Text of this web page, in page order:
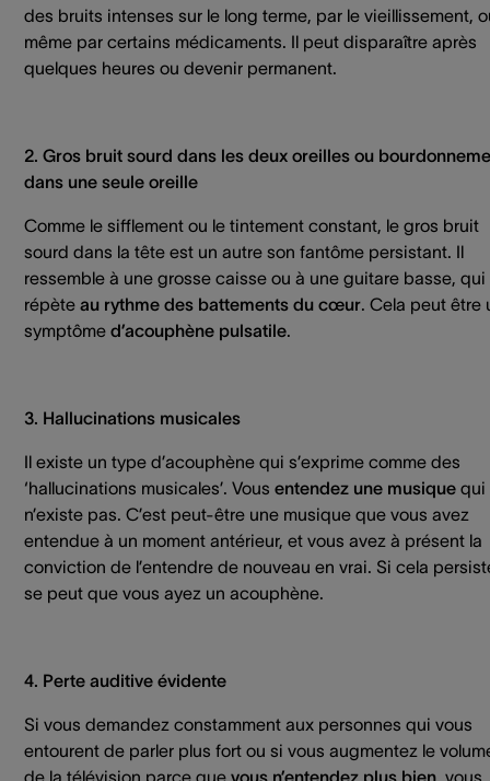
des bruits intenses sur le long terme, par le vieillissement,
même par certains médicaments. Il peut disparaître après
quelques heures ou devenir permanent.
2. Gros bruit sourd dans les deux oreilles ou
dans une seule oreille
Comme le sifflement ou le tintement constant, le gros bruit
sourd dans la tête est un autre son fantôme persistant. Il
ressemble à une grosse caisse ou à une guitare basse, qui
répète au rythme des battements du cœur. Cela peut être
symptôme d’acouphène pulsatile.
3. Hallucinations musicales
Il existe un type d’acouphène qui s’exprime comme des
‘hallucinations musicales’. Vous entendez une musique qui
n’existe pas. C’est peut-être une musique que vous avez
entendue à un moment antérieur, et vous avez à présent la
conviction de l’entendre de nouveau en vrai. Si cela
se peut que vous ayez un acouphène.
4. Perte auditive évidente
Si vous demandez constamment aux personnes qui vous
entourent de parler plus fort ou si vous augmentez le
de la télévision parce que vous n’entendez plus bien, vous